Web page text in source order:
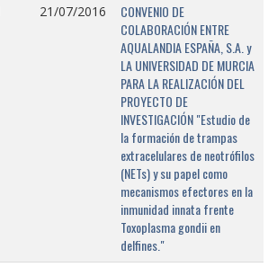
21/07/2016
CONVENIO DE
COLABORACIÓN ENTRE
AQUALANDIA ESPAÑA, S.A. y
LA UNIVERSIDAD DE MURCIA
PARA LA REALIZACIÓN DEL
PROYECTO DE
INVESTIGACIÓN "Estudio de
la formación de trampas
extracelulares de neotrófilos
(NETs) y su papel como
mecanismos efectores en la
inmunidad innata frente
Toxoplasma gondii en
delfines."